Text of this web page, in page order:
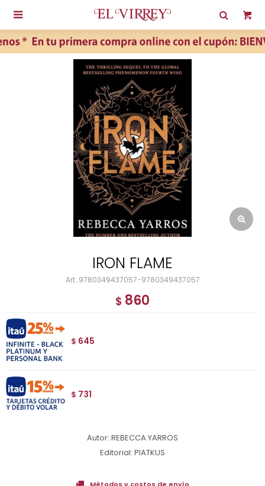

IRON FLAME
9780349437057-9780349437057
$ 860
$ 645
$ 731
Autor: REBECCA YARROS
Editorial: PIATKUS